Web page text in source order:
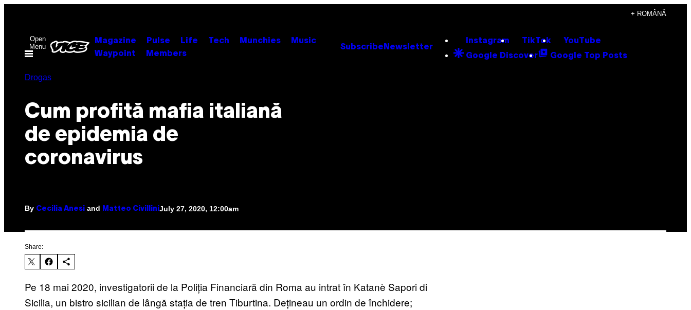
content
+ ROMÂNĂ
Open
Menu
Magazine Pulse Life Tech Munchies
Music
Waypoint
Members
Subscribe Newsletter
Instagram TikTok YouTube
Google Discover Google Top Posts
Drogas
Cum profită mafia italiană
de epidemia de
coronavirus
By Cecilia Anesi and Matteo Civillini July 27, 2020, 12:00am
Share:
Pe 18 mai 2020, investigatorii de la Poliția Financiară din Roma au intrat în Katanè Sapori di
Sicilia, un bistro sicilian de lângă stația de tren Tiburtina. Dețineau un ordin de închidere;